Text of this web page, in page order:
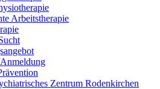
Arbeitstherapie
Zentrum Rodenkirchen